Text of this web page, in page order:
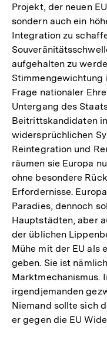
Projekt, der neuen
sondern auch ein
Integration zu
aufgehalten zu
Stimmengewichtung
Frage nationaler
Untergang des
Beitrittskandidaten
widersprüchlichen
Reintegration und
räumen sie Europa
ohne besondere
Erfordernisse.
Paradies, dennoch
Hauptstädten, aber
der üblichen
Mühe mit der EU als
geben. Sie ist
Marktmechanismus.
irgendjemanden
Niemand sollte sich
er gegen die EU